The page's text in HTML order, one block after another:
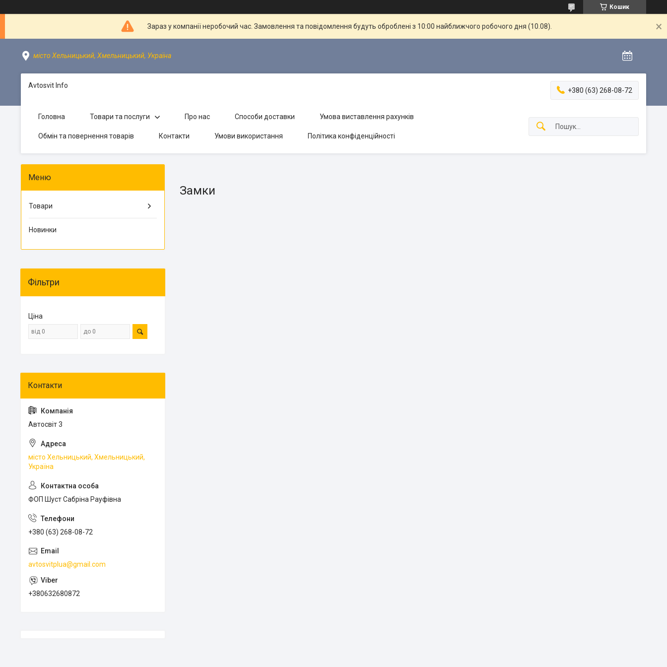
Кошик
Зараз у компанії неробочий час. Замовлення та повідомлення будуть оброблені з 10:00 найближчого робочого дня (10.08).
місто Хельницький, Хмельницький, Україна
Avtosvit Info
+380 (63) 268-08-72
Головна Товари та послуги Про нас Способи доставки Умова виставлення рахунків
Обмін та повернення товарів Контакти Умови використання Політика конфіденційності
Замки
Товари
Новинки
Фільтри
Ціна
Автосвіт 3
місто Хельницький, Хмельницький,
Україна
ФОП Шуст Сабріна Рауфівна
+380 (63) 268-08-72
avtosvitplua@gmail.com
+380632680872